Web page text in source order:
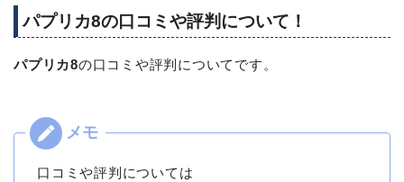
パプリカ8の口コミや評判について！
パプリカ8の口コミや評判についてです。
口コミや評判については